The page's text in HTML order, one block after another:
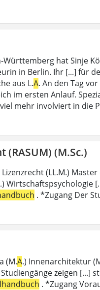
Württemberg hat Sinje
in Berlin. Ihr [...] für
aus L.A. An den Tag
im ersten Anlauf.
mehr involviert in die
(M.Sc.)
(LL.M.)
.) Wirtschaftspsychologie
. *Zugang Der
(M.A.) Innenarchitektur
zeigen [...]
. *Zugang